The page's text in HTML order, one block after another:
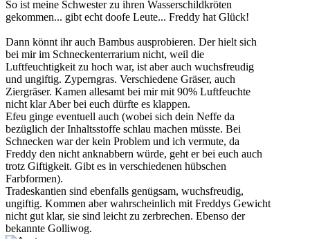
So ist meine Schwester zu ihren Wasserschildkröten
gekommen... gibt echt doofe Leute... Freddy hat Glück!
Dann könnt ihr auch Bambus ausprobieren. Der hielt sich
bei mir im Schneckenterrarium nicht, weil die
Luftfeuchtigkeit zu hoch war, ist aber auch wuchsfreudig
und ungiftig. Zyperngras. Verschiedene Gräser, auch
Ziergräser. Kamen allesamt bei mir mit 90% Luftfeuchte
nicht klar Aber bei euch dürfte es klappen.
Efeu ginge eventuell auch (wobei sich dein Neffe da
bezüglich der Inhaltsstoffe schlau machen müsste. Bei
Schnecken war der kein Problem und ich vermute, da
Freddy den nicht anknabbern würde, geht er bei euch auch
trotz Giftigkeit. Gibt es in verschiedenen hübschen
Farbformen).
Tradeskantien sind ebenfalls genügsam, wuchsfreudig,
ungiftig. Kommen aber wahrscheinlich mit Freddys Gewicht
nicht gut klar, sie sind leicht zu zerbrechen. Ebenso der
bekannte Golliwog.